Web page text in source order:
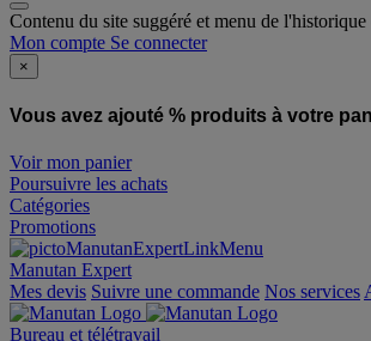
Contenu du site suggéré et menu de l'historique
Mon compte Se connecter
×
Vous avez ajouté % produits à votre
Voir mon panier
Poursuivre les achats
Catégories
Promotions
Manutan Expert
offre reconditionnée
Mes devis Suivre une commande Nos services